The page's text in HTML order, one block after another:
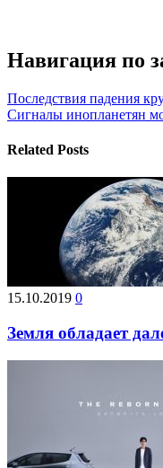
Навигация по
Последствия падения
Сигналы инопланетян
Related Posts
15.10.2019 0
Земля обладает